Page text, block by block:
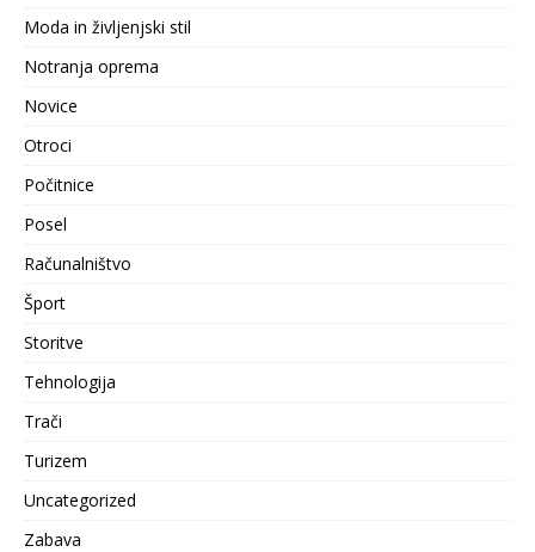
Moda in življenjski stil
Notranja oprema
Novice
Otroci
Počitnice
Posel
Računalništvo
Šport
Storitve
Tehnologija
Trači
Turizem
Uncategorized
Zabava